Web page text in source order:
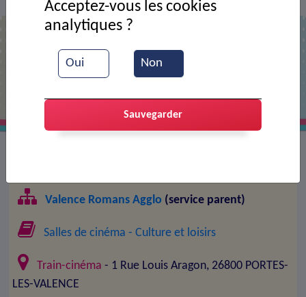
> Contact >GALLIANO Hervé
M. Hervé GALLIANO
Valence Romans Agglo (service parent)
Salles de cinéma - Culture et loisirs
Train-cinéma - 1 Rue Louis Aragon, 26800 PORTES-
LES-VALENCE
Oui Non
Acceptez-vous les cookies
analytiques ?
Sauvegarder